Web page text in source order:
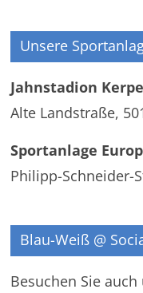
Unsere
Jahnstadion
Alte Landstraße,
Sportanlage
Philipp-Schneider-
Blau-Weiß @
Besuchen Sie